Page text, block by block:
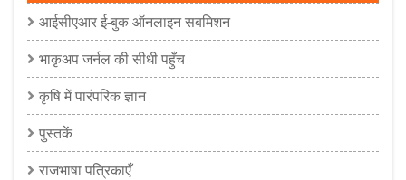
आईसीएआर ई-बुक ऑनलाइन सबमिशन
भाकृअप जर्नल की सीधी पहुँच
कृषि में पारंपरिक ज्ञान
पुस्तकें
राजभाषा पत्रिकाएँ